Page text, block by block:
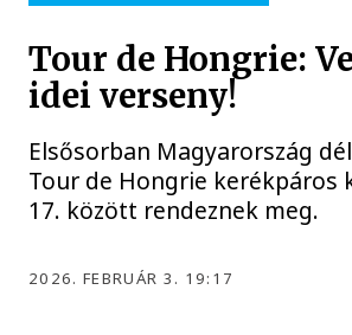
Tour de Hongrie:
idei verseny!
Elsősorban Magyarország
Tour de Hongrie kerékpáros
17. között rendeznek meg.
2026. FEBRUÁR 3. 19:17